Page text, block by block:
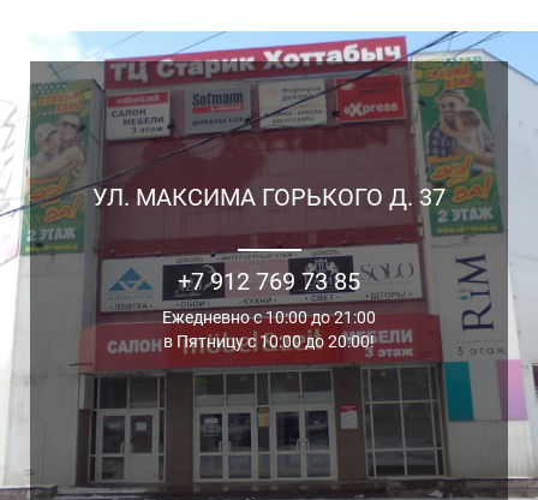
УЛ. МАКСИМА ГОРЬКОГО Д. 37
+7 912 769 73 85
Ежедневно с 10:00 до 21:00
в Пятницу с 10:00 до 20:00!